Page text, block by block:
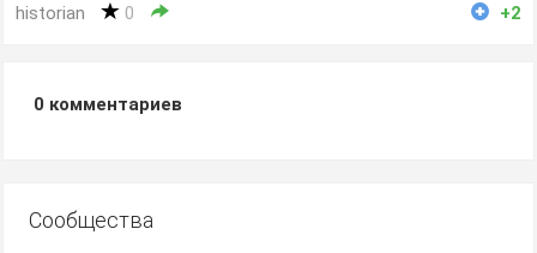
historian 0 +2
0 комментариев
Сообщества